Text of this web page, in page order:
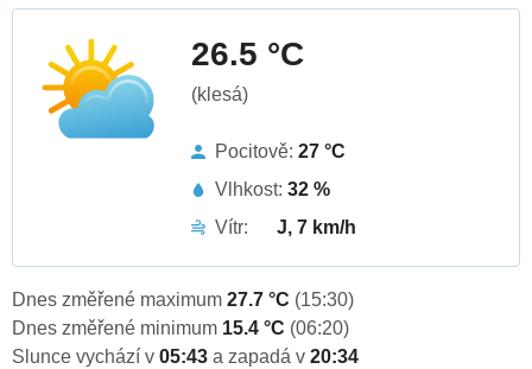
26.5 °C
(klesá)
Pocitově: 27 °C
Vlhkost: 32 %
Vítr:
J, 7 km/h
Dnes změřené maximum 27.7 °C (15:30)
Dnes změřené minimum 15.4 °C (06:20)
Slunce vychází v 05:43 a zapadá v 20:34